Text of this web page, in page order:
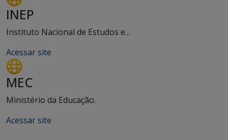
INEP
Instituto Nacional de Estudos e...
Acessar site
MEC
Ministério da Educação.
Acessar site